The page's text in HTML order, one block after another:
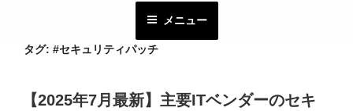
メニュー
タグ: #セキュリティパッチ
【2025年7月最新】主要ITベンダーのセキ